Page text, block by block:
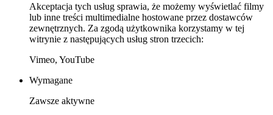
Akceptacja tych usług sprawia, że możemy wyświetlać filmy
lub inne treści multimedialne hostowane przez dostawców
zewnętrznych. Za zgodą użytkownika korzystamy w tej
witrynie z następujących usług stron trzecich:
Vimeo, YouTube
Wymagane
Zawsze aktywne